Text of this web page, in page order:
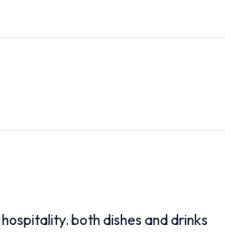
both dishes and drinks